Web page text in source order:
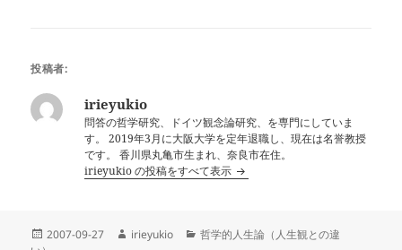
投稿者:
irieyukio
問答の哲学研究、ドイツ観念論研究、を専門にしていま
す。 2019年3月に大阪大学を定年退職し、現在は名誉教授
です。 香川県丸亀市生まれ、奈良市在住。
irieyukio の投稿をすべて表示
投
2007-09-27
作
irieyukio
カ
哲学的人生論（人生観との違